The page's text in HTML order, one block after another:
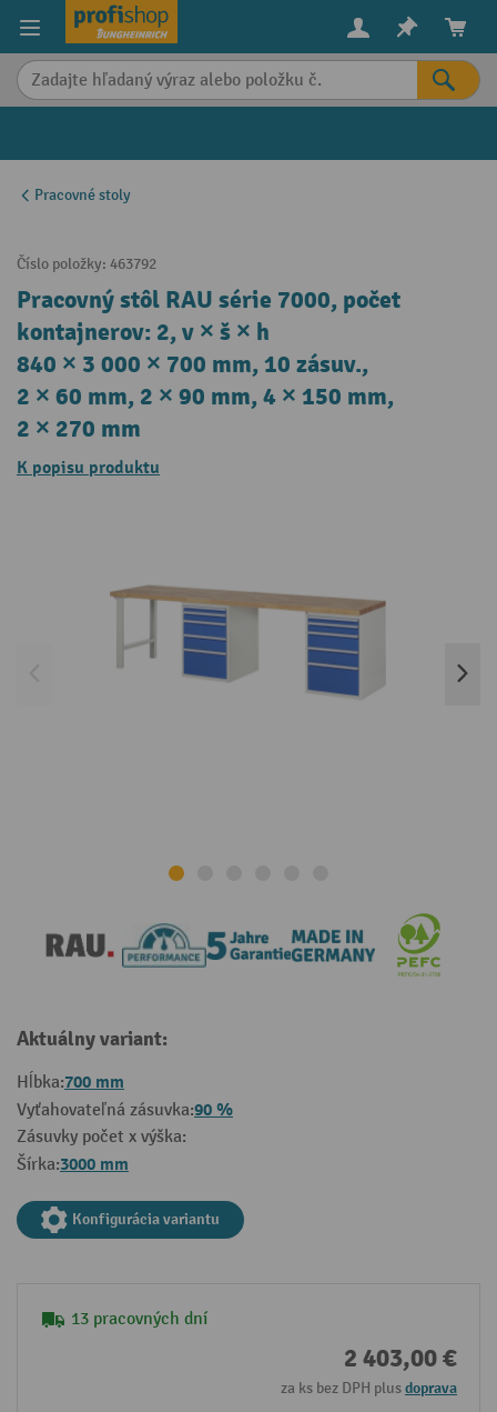
content
Pracovné stoly
Číslo položky: 463792
Pracovný stôl RAU série 7000, počet
kontajnerov: 2, v × š × h
840 × 3 000 × 700 mm, 10 zásuv.,
2 × 60 mm, 2 × 90 mm, 4 × 150 mm,
2 × 270 mm
K popisu produktu
Aktuálny variant:
Hĺbka:700 mm
Vyťahovateľná zásuvka:90 %
Zásuvky počet x výška:
Šírka:3000 mm
Konfigurácia variantu
13 pracovných dní
2 403,00 €
za ks bez DPH plusdoprava